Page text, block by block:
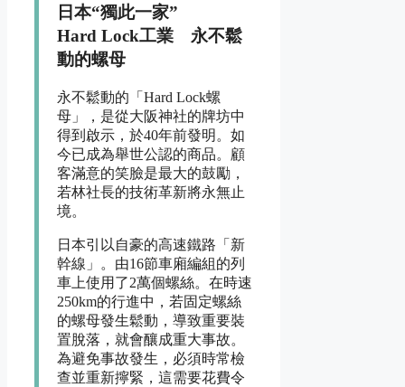
日本“獨此一家”
Hard Lock工業 永不鬆
動的螺母
永不鬆動的「Hard Lock螺
母」，是從大阪神社的牌坊中
得到啟示，於40年前發明。如
今已成為舉世公認的商品。顧
客滿意的笑臉是最大的鼓勵，
若林社長的技術革新將永無止
境。
日本引以自豪的高速鐵路「新
幹線」。由16節車廂編組的列
車上使用了2萬個螺絲。在時速
250km的行進中，若固定螺絲
的螺母發生鬆動，導致重要裝
置脫落，就會釀成重大事故。
為避免事故發生，必須時常檢
查並重新擰緊，這需要花費令